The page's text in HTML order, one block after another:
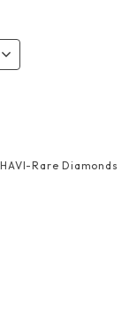
Rare Diamonds